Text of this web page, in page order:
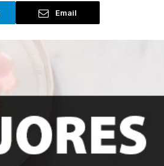
Email